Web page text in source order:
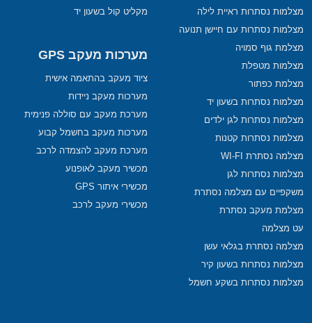
מצלמות נסתרות ראיית לילה
מצלמות נסתרות עם חיישן תנועה
מצלמת גוף סמויה
מצלמות מטפלת
מצלמת כפתור
מצלמות נסתרות בשעון יד
מצלמות נסתרות לגן ילדים
מצלמות נסתרות קטנות
מצלמה נסתרת WI-FI
מצלמות נסתרות לגן
משקפיים עם מצלמה נסתרת
מצלמת מעקב נסתרת
עט מצלמה
מצלמה נסתרת בגלאי עשן
מצלמות נסתרות בשעון קיר
מצלמות נסתרות בשקע חשמל
מקליט קול בשעון יד
מערכות מעקב GPS
ציוד מעקב בהתאמה אישית
מערכות מעקב ניידות
מערכת מעקב עם סוללה פנימית
מערכות מעקב בחשמל קבוע
מערכת מעקב להצמדה לרכב
מכשיר מעקב לאופנוע
מכשירי איתור GPS
מכשירי מעקב לרכב